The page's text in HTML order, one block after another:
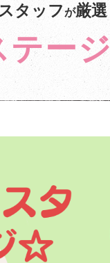
タッフが厳選
テージ